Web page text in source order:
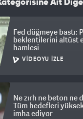
Ait
Fed düğmeye bastı:
beklentilerini altüst
hamlesi
VIDEOYU İZLE
Ne zırh ne beton ne
Tüm hedefleri
imha ediyor